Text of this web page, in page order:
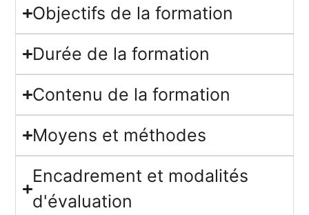
Objectifs de la formation
Durée de la formation
Contenu de la formation
Moyens et méthodes
Encadrement et modalités
d'évaluation